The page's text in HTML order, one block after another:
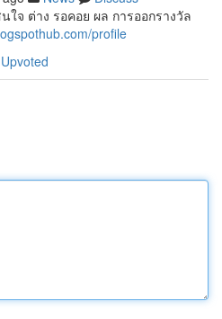
จ ต่าง รอคอย ผล การออกรางวัล
profile